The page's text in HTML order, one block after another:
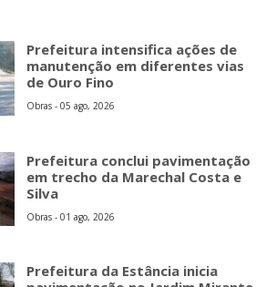
Prefeitura intensifica ações de
manutenção em diferentes vias
de Ouro Fino
Obras - 05 ago, 2026
Prefeitura conclui pavimentação
em trecho da Marechal Costa e
Silva
Obras - 01 ago, 2026
Prefeitura da Estância inicia